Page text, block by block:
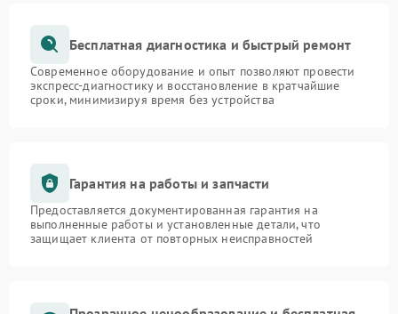
Бесплатная диагностика и быстрый ремонт
Современное оборудование и опыт позволяют провести
экспресс-диагностику и восстановление в кратчайшие
сроки, минимизируя время без устройства
Гарантия на работы и запчасти
Предоставляется документированная гарантия на
выполненные работы и установленные детали, что
защищает клиента от повторных неисправностей